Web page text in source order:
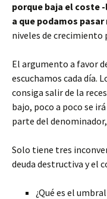
porque baja el coste
a que podamos
niveles de crecimiento
El argumento a favor
escuchamos cada día.
consiga salir de la
bajo, poco a poco se
parte del
Solo tiene tres
deuda destructiva y el
¿Qué es el